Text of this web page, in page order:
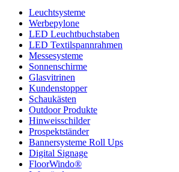
Leuchtsysteme
Werbepylone
LED Leuchtbuchstaben
LED Textilspannrahmen
Messesysteme
Sonnenschirme
Glasvitrinen
Kundenstopper
Schaukästen
Outdoor Produkte
Hinweisschilder
Prospektständer
Bannersysteme Roll Ups
Digital Signage
FloorWindo®